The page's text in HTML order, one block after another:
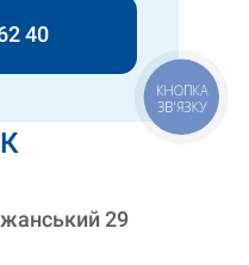
29
40
КНОПКА
ЗВ'ЯЗКУ